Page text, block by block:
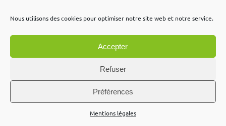
Nous utilisons des cookies pour optimiser notre site web et notre service.
Accepter
Refuser
Préférences
Mentions légales